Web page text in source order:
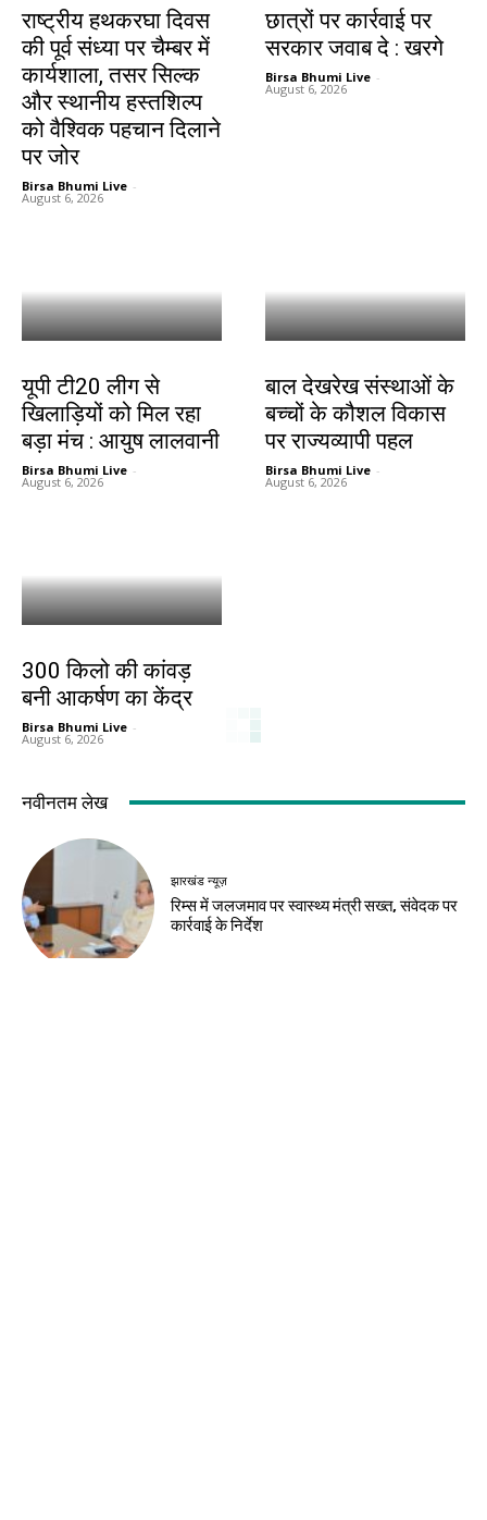
राष्ट्रीय हथकरघा दिवस
की पूर्व संध्या पर चैम्बर में
कार्यशाला, तसर सिल्क
और स्थानीय हस्तशिल्प
को वैश्विक पहचान दिलाने
पर जोर
Birsa Bhumi Live -
August 6, 2026
छात्रों पर कार्रवाई पर
सरकार जवाब दे : खरगे
Birsa Bhumi Live -
August 6, 2026
यूपी टी20 लीग से
खिलाड़ियों को मिल रहा
बड़ा मंच : आयुष लालवानी
Birsa Bhumi Live -
August 6, 2026
बाल देखरेख संस्थाओं के
बच्चों के कौशल विकास
पर राज्यव्यापी पहल
Birsa Bhumi Live -
August 6, 2026
300 किलो की कांवड़
बनी आकर्षण का केंद्र
Birsa Bhumi Live -
August 6, 2026
नवीनतम लेख
झारखंड न्यूज़
रिम्स में जलजमाव पर स्वास्थ्य मंत्री सख्त, संवेदक पर
कार्रवाई के निर्देश